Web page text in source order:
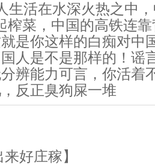
生活在水深火热之中
榨菜，中国的高铁连
是你这样的白痴对中
人是不是那样的！谣
辨能力可言，你活着
反正臭狗屎一堆
好庄稼】